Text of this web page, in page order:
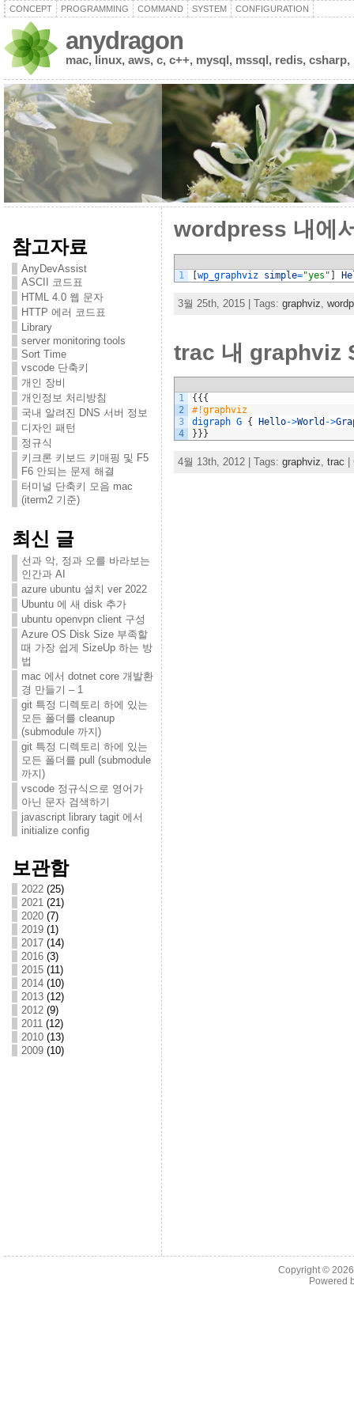
CONCEPT PROGRAMMING COMMAND SYSTEM CONFIGURATION
anydragon
mac, linux, aws, c, c++, mysql, mssql, redis,
참고자료
AnyDevAssist
ASCII 코드표
HTML 4.0 웹 문자
HTTP 에러 코드표
Library
server monitoring tools
Sort Time
vscode 단축키
개인 장비
개인정보 처리방침
국내 알려진 DNS 서버 정보
디자인 패턴
정규식
키크론 키보드 키매핑 및 F5
F6 안되는 문제 해결
터미널 단축키 모음 mac
(iterm2 기준)
최신 글
선과 악, 정과 오를 바라보는
인간과 AI
azure ubuntu 설치 ver 2022
Ubuntu 에 새 disk 추가
ubuntu openvpn client 구성
Azure OS Disk Size 부족할
때 가장 쉽게 SizeUp 하는 방
법
mac 에서 dotnet core 개발환
경 만들기 – 1
git 특정 디렉토리 하에 있는
모든 폴더를 cleanup
(submodule 까지)
git 특정 디렉토리 하에 있는
모든 폴더를 pull (submodule
까지)
vscode 정규식으로 영어가
아닌 문자 검색하기
javascript library tagit 에서
initialize config
보관함
2022(25)
2021(21)
2020(7)
2019(1)
2017(14)
2016(3)
2015(11)
2014(10)
2013(12)
2012(9)
2011(12)
2010(13)
2009(10)
wordpress 내에
1 [wp_graphviz simple="yes" ]
3월 25th, 2015 | Tags: graphviz
trac 내 graphviz
1
2
3
4
{ { {
#!graphviz
digraph G { Hello->World ->
} } }
4월 13th, 2012 | Tags: graphviz, trac
Copyright ©
Powered